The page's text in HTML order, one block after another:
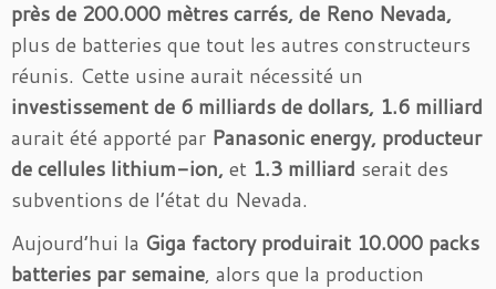
près de 200.000 mètres carrés, de Reno Nevada,
plus de batteries que tout les autres constructeurs
réunis. Cette usine aurait nécessité un
investissement de 6 milliards de dollars, 1.6 milliard
aurait été apporté par Panasonicenergy, producteur
de cellules lithium-ion, et 1.3 milliard serait des
subventions de l’état du Nevada.
Aujourd’hui la Giga factory produirait 10.000 packs
batteries par semaine, alors que la production